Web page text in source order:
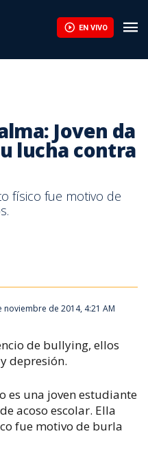
EN VIVO
Joven da
lucha contra
físico fue motivo de
noviembre de 2014, 4:21 AM
de bullying, ellos
depresión.
es una joven estudiante
acoso escolar. Ella
fue motivo de burla